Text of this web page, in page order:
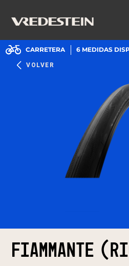
VOLVER
CARRETERA 6 MEDIDAS
FIAMMANTE